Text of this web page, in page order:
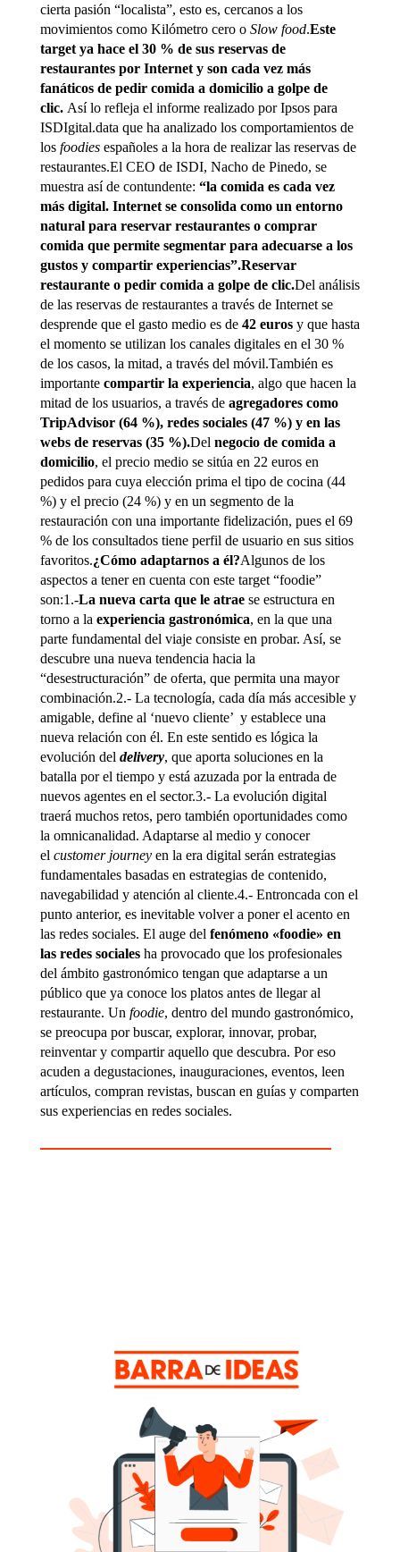
cierta pasión “localista”, esto es, cercanos a los
movimientos como Kilómetro cero o Slow food.Este
target ya hace el 30 % de sus reservas de
restaurantes por Internet y son cada vez más
fanáticos de pedir comida a domicilio a golpe de
clic. Así lo refleja el informe realizado por Ipsos para
ISDIgital.data que ha analizado los comportamientos de
losfoodiesespañoles a la hora de realizar las reservas de
restaurantes.El CEO de ISDI, Nacho de Pinedo, se
muestra así de contundente: “la comida es cada vez
más digital. Internet se consolida como un entorno
natural para reservar restaurantes o comprar
comida que permite segmentar para adecuarse a los
gustos y compartir experiencias”.Reservar
restaurante o pedir comida a golpe de clic.Del análisis
de las reservas de restaurantes a través de Internet se
desprende que el gasto medio es de42 eurosy que hasta
el momento se utilizan los canales digitales en el 30 %
de los casos, la mitad, a través del móvil.También es
importante compartir la experiencia, algo que hacen la
mitad de los usuarios, a través de agregadores como
TripAdvisor (64 %), redes sociales (47 %) y en las
webs de reservas (35 %).Del negocio de comida a
domicilio, el precio medio se sitúa en 22 euros en
pedidos para cuya elección prima el tipo de cocina (44
%) y el precio (24 %) y en un segmento de la
restauración con una importante fidelización, pues el 69
% de los consultados tiene perfil de usuario en sus sitios
favoritos.¿Cómo adaptarnos a él?Algunos de los
aspectos a tener en cuenta con este target “foodie”
son:1.-La nueva carta que le atraese estructura en
torno a la experiencia gastronómica, en la que una
parte fundamental del viaje consiste en probar. Así, se
descubre una nueva tendencia hacia la
“desestructuración” de oferta, que permita una mayor
combinación.2.- La tecnología, cada día más accesible y
amigable, define al ‘nuevo cliente’ y establece una
nueva relación con él. En este sentido es lógica la
evolución del delivery, que aporta soluciones en la
batalla por el tiempo y está azuzada por la entrada de
nuevos agentes en el sector.3.- La evolución digital
traerá muchos retos, pero también oportunidades como
la omnicanalidad. Adaptarse al medio y conocer
el customer journeyen la era digital serán estrategias
fundamentales basadas en estrategias de contenido,
navegabilidad y atención al cliente.4.- Entroncada con el
punto anterior, es inevitable volver a poner el acento en
las redes sociales. El auge del fenómeno «foodie» en
las redes socialesha provocado que los profesionales
del ámbito gastronómico tengan que adaptarse a un
público que ya conoce los platos antes de llegar al
restaurante. Un foodie, dentro del mundo gastronómico,
se preocupa por buscar, explorar, innovar, probar,
reinventar y compartir aquello que descubra. Por eso
acuden a degustaciones, inauguraciones, eventos, leen
artículos, compran revistas, buscan en guías y comparten
sus experiencias en redes sociales.